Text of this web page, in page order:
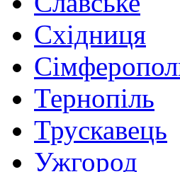
Східниця
Тернопіль
Трускавець
Ужгород